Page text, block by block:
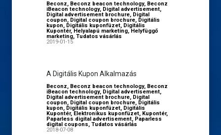
Beconz, Beconz beacon technology, Beconz
iBeacon technology, Digital advertisement,
Digital advertisement brochure, Digital
coupon, Digital coupon brochure, Digitális
kupon, Digitális kuponfüzet, Digitális
Kupontér, Helyalapú marketing, Helyfüggő
marketing, Tudatos vásárlás
2019-01-15
A Digitális Kupon Alkalmazás
Beconz, Beconz beacon technology, Beconz
iBeacon technology, Digital advertisement,
Digital advertisement brochure, Digital
coupon, Digital coupon brochure, Digitális
kupon, Digitális kuponfüzet, Digitális
Kupontér, Elektronikus kuponfüzet, Kupontér,
Paparless digital advertisement, Paparless
digital coupons, Tudatos vásárlás
2018-07-08